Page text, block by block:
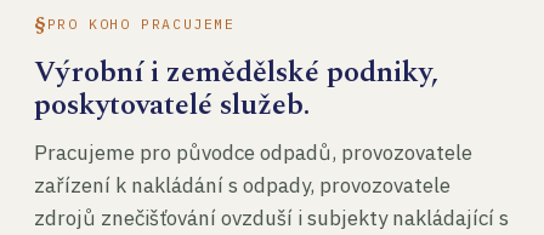
PRO KOHO PRACUJEME
Výrobní i zemědělské podniky,
poskytovatelé služeb.
Pracujeme pro původce odpadů, provozovatele
zařízení k nakládání s odpady, provozovatele
zdrojů znečišťování ovzduší i subjekty nakládající s